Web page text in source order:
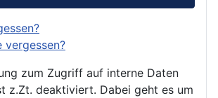
vergessen?
zum Zugriff auf interne Daten
z.Zt. deaktiviert. Dabei geht es um